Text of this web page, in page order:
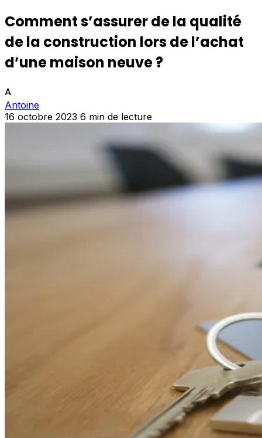
Comment s’assurer de la qualité
de la construction lors de l’achat
d’une maison neuve ?
A
Antoine
16 octobre 2023 6 min de lecture